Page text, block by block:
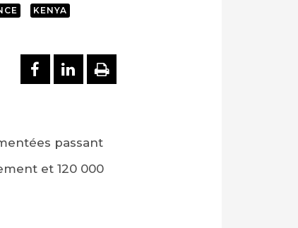
KENYA
PARTAGER SUR FACEBOOK
PARTAGER SUR
IMPRIMER
passant
et 120 000